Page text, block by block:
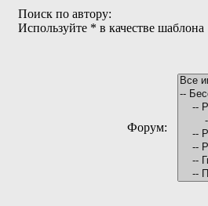
Поиск по автору:
Используйте * в качестве шаблона
Форум: